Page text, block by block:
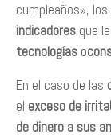
cumpleaños»,
indicadores que
tecnologías o
En el caso de las
el exceso de
de dinero a sus